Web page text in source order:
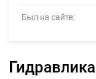
Был на сайте:
Гидравлика